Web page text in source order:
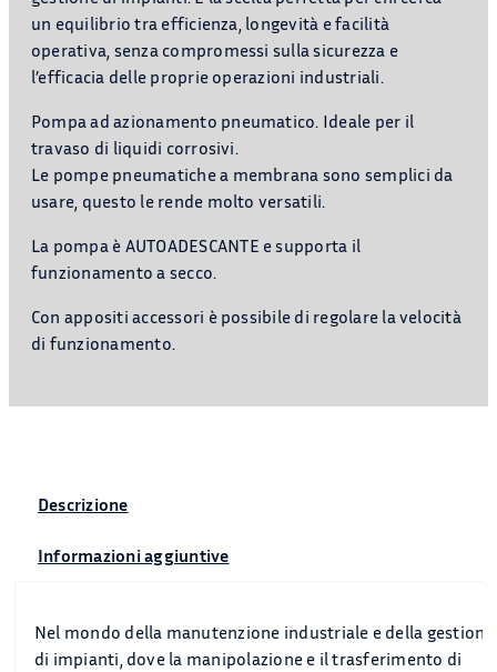
un equilibrio tra efficienza, longevità e facilità
operativa, senza compromessi sulla sicurezza e
l’efficacia delle proprie operazioni industriali.
Pompa ad azionamento pneumatico. Ideale per il
travaso di liquidi corrosivi.
Le pompe pneumatiche a membrana sono semplici da
usare, questo le rende molto versatili.
La pompa è AUTOADESCANTE e supporta il
funzionamento a secco.
Con appositi accessori è possibile di regolare la velocità
di funzionamento.
Descrizione
Informazioni aggiuntive
Nel mondo della manutenzione industriale e della gestione
di impianti, dove la manipolazione e il trasferimento di